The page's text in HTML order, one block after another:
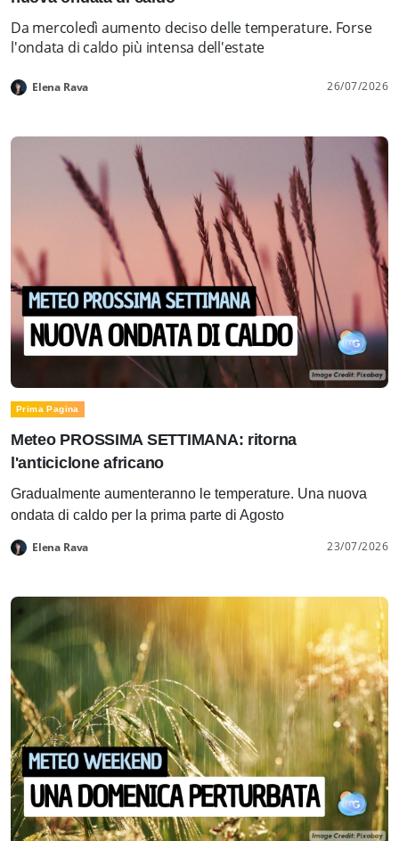
Da mercoledì aumento deciso delle temperature. Forse
l'ondata di caldo più intensa dell'estate
Elena Rava 26/07/2026
Prima Pagina
Meteo PROSSIMA SETTIMANA: ritorna
l'anticiclone africano
Gradualmente aumenteranno le temperature. Una nuova
ondata di caldo per la prima parte di Agosto
Elena Rava 23/07/2026